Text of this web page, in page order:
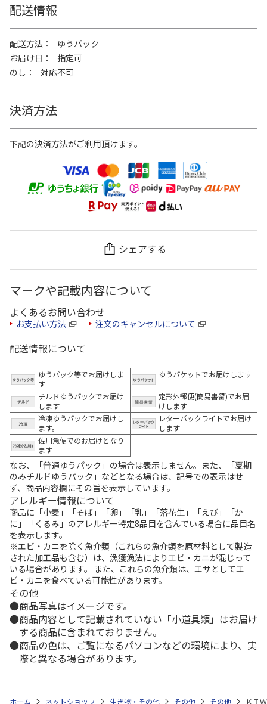
配送情報
配送方法
ゆうパック
お届け日
指定可
のし
対応不可
決済方法
下記の決済方法がご利用頂けます。
シェアする
マークや記載内容について
よくあるお問い合わせ
お支払い方法 注文のキャンセルについて
配送情報について
ゆうパック等でお届けしま
す
ゆうパケットでお届けします
チルドゆうパックでお届け
します
定形外郵便(簡易書留)でお届
けします
冷凍ゆうパックでお届けし
ます。
レターパックライトでお届け
します
佐川急便でのお届けとなり
ます
なお、「普通ゆうパック」の場合は表示しません。また、「夏期
のみチルドゆうパック」などとなる場合は、記号での表示はせ
ず、商品内容欄にその旨を表示しています。
アレルギー情報について
商品に「小麦」「そば」「卵」「乳」「落花生」「えび」「か
に」「くるみ」のアレルギー特定8品目を含んでいる場合に品目名
を表示します。
※エビ・カニを除く魚介類（これらの魚介類を原材料として製造
された加工品も含む）は、漁獲漁法によりエビ・カニが混じって
いる場合があります。 また、これらの魚介類は、エサとしてエ
ビ・カニを食べている可能性があります。
その他
商品写真はイメージです。
商品内容として記載されていない「小道具類」はお届け
する商品に含まれておりません。
商品の色は、ご覧になるパソコンなどの環境により、実
際と異なる場合があります。
ホーム ネットショップ 生き物・その他 その他 その他 ＫＩ